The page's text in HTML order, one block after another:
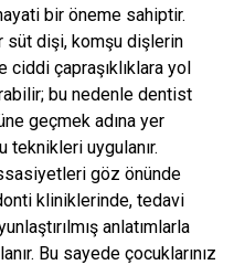
bir öneme sahiptir.
süt dişi, komşu dişlerin
ciddi çapraşıklıklara yol
bu nedenle dentist
geçmek adına yer
uygulanır.
göz önünde
kliniklerinde, tedavi
anlatımlarla
Bu sayede çocuklarınız